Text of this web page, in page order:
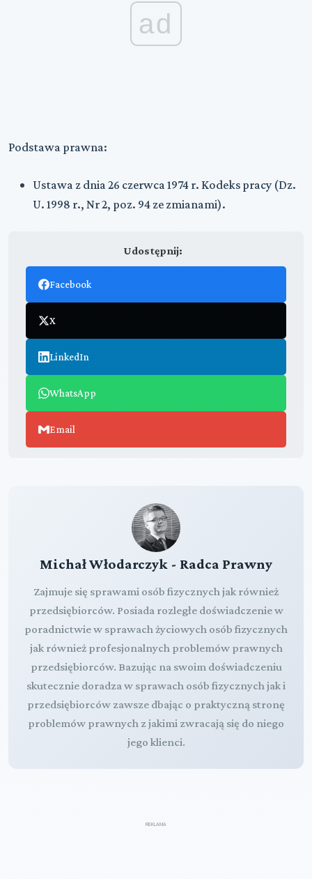
ad
Podstawa prawna:
Ustawa z dnia 26 czerwca 1974 r. Kodeks pracy (Dz.
U. 1998 r., Nr 2, poz. 94 ze zmianami).
Udostępnij:
Facebook
X
LinkedIn
WhatsApp
Email
Michał Włodarczyk - Radca Prawny
Zajmuje się sprawami osób fizycznych jak również
przedsiębiorców. Posiada rozległe doświadczenie w
poradnictwie w sprawach życiowych osób fizycznych
jak również profesjonalnych problemów prawnych
przedsiębiorców. Bazując na swoim doświadczeniu
skutecznie doradza w sprawach osób fizycznych jak i
przedsiębiorców zawsze dbając o praktyczną stronę
problemów prawnych z jakimi zwracają się do niego
jego klienci.
REKLAMA